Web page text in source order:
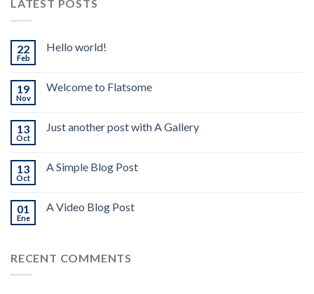
LATEST POSTS
22
Feb
Hello world!
19
Nov
Welcome to Flatsome
13
Oct
Just another post with A Gallery
13
Oct
A Simple Blog Post
01
Ene
A Video Blog Post
RECENT COMMENTS